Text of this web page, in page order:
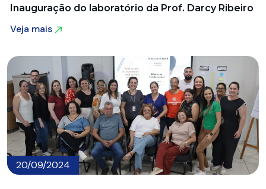
Inauguração do laboratório da Prof. Darcy Ribeiro
Veja mais
20/09/2024